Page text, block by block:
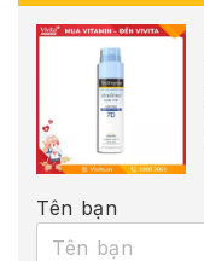
Tên bạn